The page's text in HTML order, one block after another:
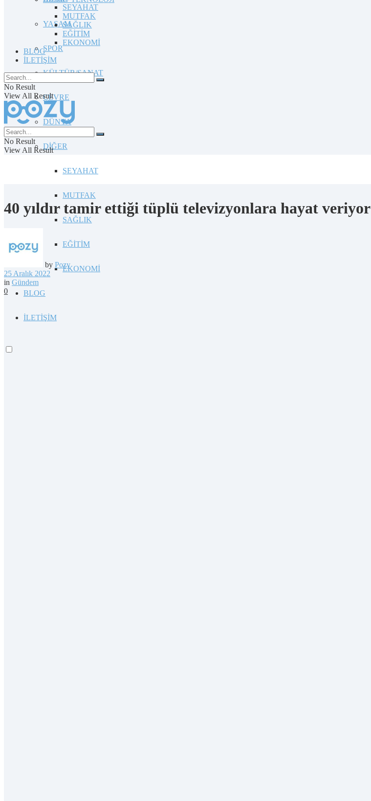
YAŞAM
SPOR
KÜLTÜR/SANAT
ÇEVRE
DÜNYA
DİĞER
SEYAHAT
MUTFAK
SAĞLIK
EĞİTİM
EKONOMİ
BLOG
İLETİŞİM
SEYAHAT
MUTFAK
SAĞLIK
EĞİTİM
EKONOMİ
BLOG
İLETİŞİM
No Result
View All Result
No Result
View All Result
40 yıldır tamir ettiği tüplü televizyonlara hayat veriyor
by Pozy
25 Aralık 2022
in Gündem
0